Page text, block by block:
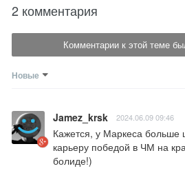
2 комментария
Комментарии к этой теме
Новые
Jamez_krsk 2024.06.09 09:46
Кажется, у Маркеса больше
карьеру победой в ЧМ на
болиде!)